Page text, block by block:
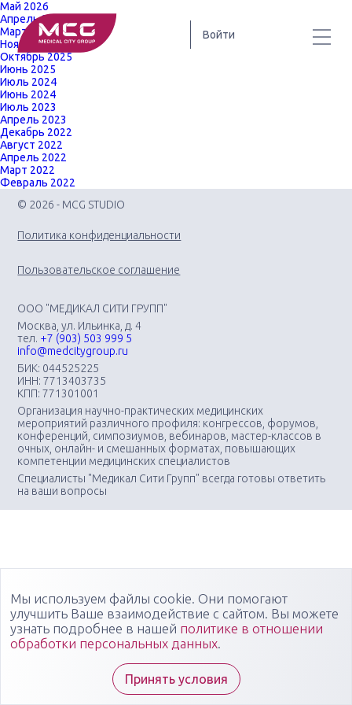
Войти
Май 2026
Апрель 2026
Март 2026
Ноябрь 2025
Октябрь 2025
Июнь 2025
Июль 2024
Июнь 2024
Июль 2023
Апрель 2023
Декабрь 2022
Август 2022
Апрель 2022
Март 2022
Февраль 2022
© 2026 - MCG STUDIO
Политика конфиденциальности
Пользовательское соглашение
ООО "МЕДИКАЛ СИТИ ГРУПП"
Москва, ул. Ильинка, д. 4
тел. +7 (903) 503 999 5
info@medcitygroup.ru
БИК: 044525225
ИНН: 7713403735
КПП: 771301001
Организация научно-практических медицинских
мероприятий различного профиля: конгрессов, форумов,
конференций, симпозиумов, вебинаров, мастер-классов в
очных, онлайн- и смешанных форматах, повышающих
компетенции медицинских специалистов
Специалисты "Медикал Сити Групп" всегда готовы ответить
на ваши вопросы
Мы используем файлы cookie. Они помогают
улучшить Ваше взаимодействие с сайтом. Вы можете
узнать подробнее в нашей политике в отношении
обработки персональных данных.
Принять условия